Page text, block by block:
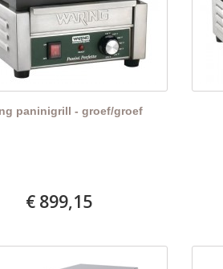
paninigrill - groef/groef
€ 899,15